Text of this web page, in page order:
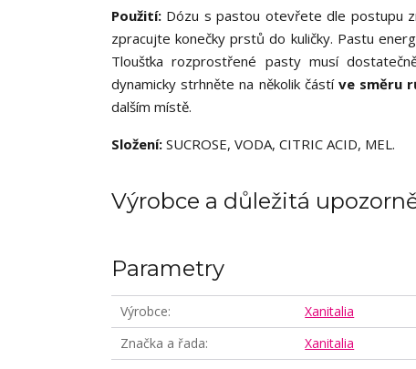
Použití: Dózu s pastou otevřete dle postupu
zpracujte konečky prstů do kuličky. Pastu
Tloušťka rozprostřené pasty musí
dynamicky strhněte na několik částí ve směru
dalším místě.
Složení: SUCROSE, VODA, CITRIC ACID, MEL.
Výrobce a důležitá
Parametry
Výrobce
Xanitalia
Značka a řada
Xanitalia